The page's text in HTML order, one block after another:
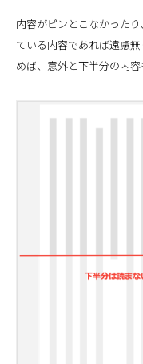
内容がピンとこなかった
ている内容であれば遠慮
めば、意外と下半分の内容